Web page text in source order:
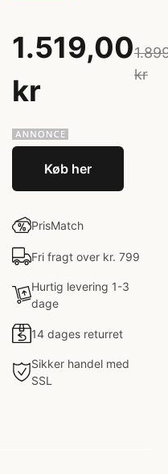
1.519,00
kr
kr
Køb her
PrisMatch
Fri fragt over kr. 799
Hurtig levering 1-3
dage
14 dages returret
Sikker handel med
SSL